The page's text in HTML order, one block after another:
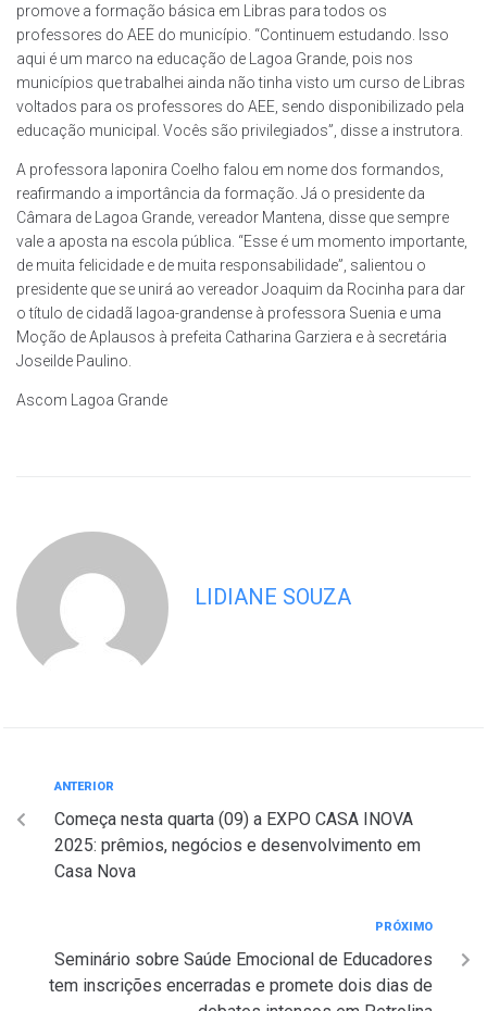
promove a formação básica em Libras para todos os
professores do AEE do município. “Continuem estudando. Isso
aqui é um marco na educação de Lagoa Grande, pois nos
municípios que trabalhei ainda não tinha visto um curso de Libras
voltados para os professores do AEE, sendo disponibilizado pela
educação municipal. Vocês são privilegiados”, disse a instrutora.
A professora Iaponira Coelho falou em nome dos formandos,
reafirmando a importância da formação. Já o presidente da
Câmara de Lagoa Grande, vereador Mantena, disse que sempre
vale a aposta na escola pública. “Esse é um momento importante,
de muita felicidade e de muita responsabilidade”, salientou o
presidente que se unirá ao vereador Joaquim da Rocinha para dar
o título de cidadã lagoa-grandense à professora Suenia e uma
Moção de Aplausos à prefeita Catharina Garziera e à secretária
Joseilde Paulino.
Ascom Lagoa Grande
LIDIANE SOUZA
ANTERIOR
Começa nesta quarta (09) a EXPO CASA INOVA
2025: prêmios, negócios e desenvolvimento em
Casa Nova
PRÓXIMO
Seminário sobre Saúde Emocional de Educadores
tem inscrições encerradas e promete dois dias de